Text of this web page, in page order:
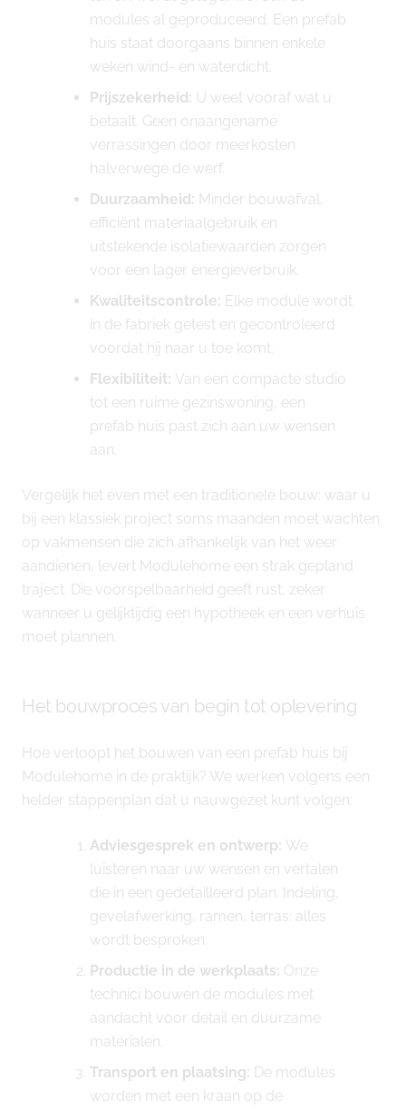
modules al geproduceerd. Een prefab
huis staat doorgaans binnen enkele
weken wind- en waterdicht.
Prijszekerheid: U weet vooraf wat u
betaalt. Geen onaangename
verrassingen door meerkosten
halverwege de werf.
Duurzaamheid: Minder bouwafval,
efficiënt materiaalgebruik en
uitstekende isolatiewaarden zorgen
voor een lager energieverbruik.
Kwaliteitscontrole: Elke module wordt
in de fabriek getest en gecontroleerd
voordat hij naar u toe komt.
Flexibiliteit: Van een compacte studio
tot een ruime gezinswoning, een
prefab huis past zich aan uw wensen
aan.
Vergelijk het even met een traditionele bouw: waar u
bij een klassiek project soms maanden moet wachten
op vakmensen die zich afhankelijk van het weer
aandienen, levert Modulehome een strak gepland
traject. Die voorspelbaarheid geeft rust, zeker
wanneer u gelijktijdig een hypotheek en een verhuis
moet plannen.
Het bouwproces van begin tot oplevering
Hoe verloopt het bouwen van een prefab huis bij
Modulehome in de praktijk? We werken volgens een
helder stappenplan dat u nauwgezet kunt volgen:
Adviesgesprek en ontwerp: We
luisteren naar uw wensen en vertalen
die in een gedetailleerd plan. Indeling,
gevelafwerking, ramen, terras: alles
wordt besproken.
Productie in de werkplaats: Onze
technici bouwen de modules met
aandacht voor detail en duurzame
materialen.
Transport en plaatsing: De modules
worden met een kraan op de